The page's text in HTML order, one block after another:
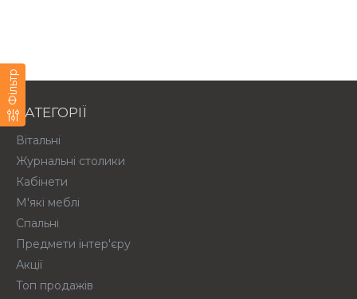
Фільтр
КАТЕГОРІЇ
Вітальні
Журнальні столики
Кабінети
М'які меблі
Спальні
Предмети інтер'єру
Акції
Топ продажів